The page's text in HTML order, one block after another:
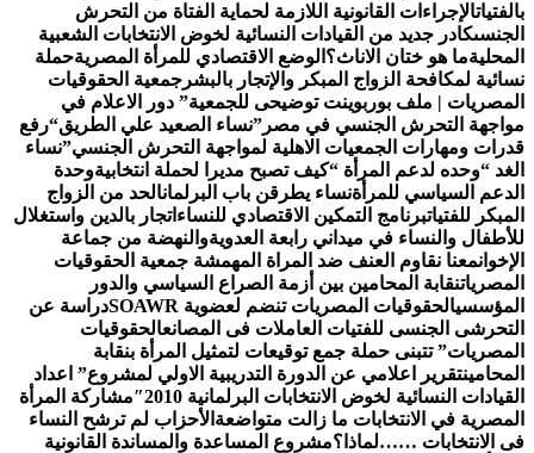
الإجراءات القانونية اللازمة لحماية الفتاة من التحرش
كادر جديد من القيادات النسائية لخوض الانتخابات الشعبية
ما هو ختان الاناث؟الوضع الاقتصادي للمرأة المصريةحملة
لمكافحة الزواج المبكر والإتجار بالبشرجمعية الحقوقيات
| ملف بوربوينت توضيحى للجمعية” دور الاعلام في
التحرش الجنسي في مصر” نساء الصعيد علي الطريق“رفع
ومهارات الجمعيات الاهلية لمواجهة التحرش الجنسي”نساء
“وحده لدعم المرأة “ كيف تصبح مديرا لحملة انتخابيةوحدة
السياسي للمرأة نساء يطرقن باب البرلمانالحد من الزواج
للفتياتبرنامج التمكين الاقتصادي للنساءاتجار بالدين واستغلال
والنساء في ميداني رابعة العدويةوالنهضة من جماعة
معنا نقاوم العنف ضد المراة المهمشة جمعية الحقوقيات
نقابة المحامين بين أزمة الصراع السياسي والدور
الحقوقيات المصريات تنضم لعضوية SOAWR
دراسة عن
الجنسى للفتيات العاملات فى المصانعالحقوقيات
تتبنى حملة جمع توقيعات لتمثيل المرأة بنقابة
تقرير اعلامي عن الدورة التدريبية الاولي لمشروع” اعداد
النسائية لخوض الانتخابات البرلمانية 2010″
مشاركة المرأة
في الانتخابات ما زالت متواضعةالأحزاب لم ترشح النساء
الانتخابات ……لماذا؟ مشروع المساعدة والمساندة القانونية